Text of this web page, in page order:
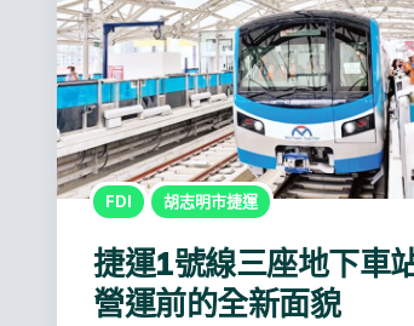
FDI 胡志明市捷運
捷運1號線三座地下車
營運前的全新面貌